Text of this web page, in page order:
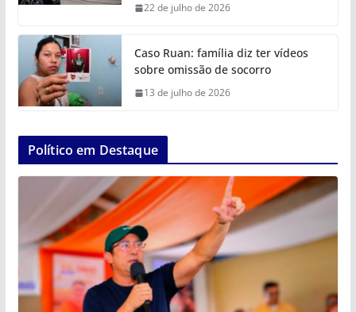
22 de julho de 2026
Caso Ruan: família diz ter vídeos
sobre omissão de socorro
13 de julho de 2026
Político em Destaque